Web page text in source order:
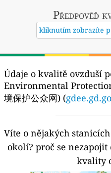
Předpověď
kliknutím zobrazíte
Údaje o kvalitě ovzduší
Environmental
境保护公众网) (
Víte o nějakých
okolí? proč se
kvality